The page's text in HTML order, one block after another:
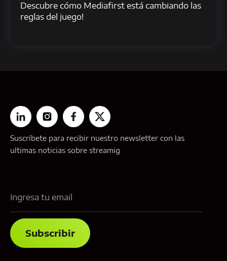
Descubre cómo Mediafirst está cambiando las
reglas del juego!
Suscríbete para recibir nuestro newsletter con las
ultimas noticias sobre streamig